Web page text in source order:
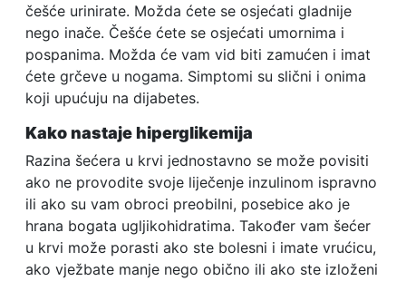
češće urinirate. Možda ćete se osjećati gladnije
nego inače. Češće ćete se osjećati umornima i
pospanima. Možda će vam vid biti zamućen i imat
ćete grčeve u nogama. Simptomi su slični i onima
koji upućuju na dijabetes.
Kako nastaje hiperglikemija
Razina šećera u krvi jednostavno se može povisiti
ako ne provodite svoje liječenje inzulinom ispravno
ili ako su vam obroci preobilni, posebice ako je
hrana bogata ugljikohidratima. Također vam šećer
u krvi može porasti ako ste bolesni i imate vrućicu,
ako vježbate manje nego obično ili ako ste izloženi